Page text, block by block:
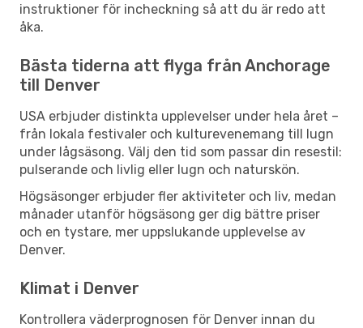
instruktioner för incheckning så att du är redo att
åka.
Bästa tiderna att flyga från Anchorage
till Denver
USA erbjuder distinkta upplevelser under hela året –
från lokala festivaler och kulturevenemang till lugn
under lågsäsong. Välj den tid som passar din resestil:
pulserande och livlig eller lugn och naturskön.
Högsäsonger erbjuder fler aktiviteter och liv, medan
månader utanför högsäsong ger dig bättre priser
och en tystare, mer uppslukande upplevelse av
Denver.
Klimat i Denver
Kontrollera väderprognosen för Denver innan du